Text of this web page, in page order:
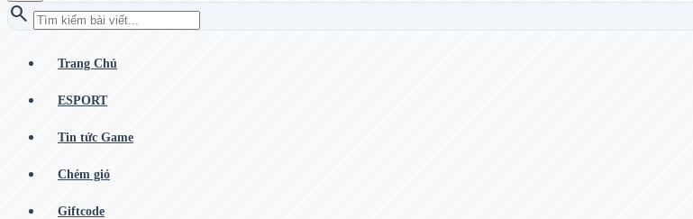
search
Trang Chủ
ESPORT
Tin tức Game
Chém gió
Giftcode